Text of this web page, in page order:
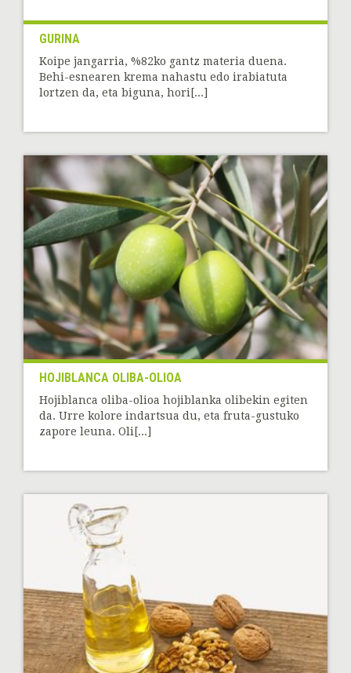
GURINA
Koipe jangarria, %82ko gantz materia duena.
Behi-esnearen krema nahastu edo irabiatuta
lortzen da, eta biguna, hori[...]
HOJIBLANCA OLIBA-OLIOA
Hojiblanca oliba-olioa hojiblanka olibekin egiten
da. Urre kolore indartsua du, eta fruta-gustuko
zapore leuna. Oli[...]